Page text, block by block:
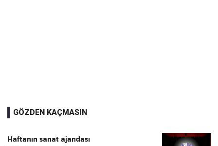
GÖZDEN KAÇMASIN
Haftanın sanat ajandası